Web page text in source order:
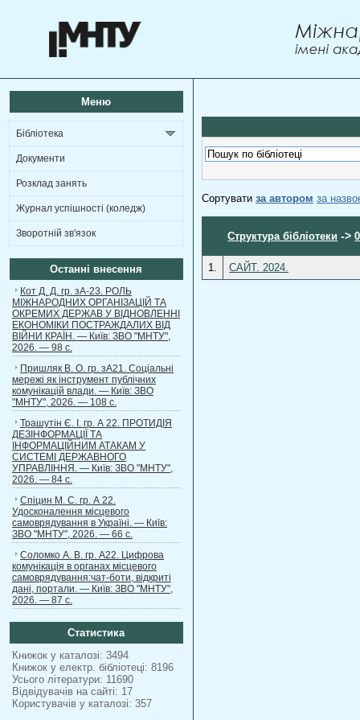
Меню
Бібліотека
Документи
Розклад занять
Журнал успішності (коледж)
Зворотній зв'язок
Останні внесення
Кот Д. Д. гр. зА-23. РОЛЬ
МІЖНАРОДНИХ ОРГАНІЗАЦІЙ ТА
ОКРЕМИХ ДЕРЖАВ У ВІДНОВЛЕННІ
ЕКОНОМІКИ ПОСТРАЖДАЛИХ ВІД
ВІЙНИ КРАЇН. — Київ: ЗВО "МНТУ",
2026. — 98 с.
Пришляк В. О. гр. зА21. Соціальні
мережі як інструмент публічних
комунікацій влади. — Київ: ЗВО
"МНТУ", 2026. — 108 с.
Трашутін Є. І. гр. А 22. ПРОТИДІЯ
ДЕЗІНФОРМАЦІЇ ТА
ІНФОРМАЦІЙНИМ АТАКАМ У
СИСТЕМІ ДЕРЖАВНОГО
УПРАВЛІННЯ. — Київ: ЗВО "МНТУ",
2026. — 84 с.
Спіцин М. С. гр. А 22.
Удосконалення місцевого
самоврядування в Україні. — Київ:
ЗВО "МНТУ", 2026. — 66 с.
Соломко А. В. гр. А22. Цифрова
комунікація в органах місцевого
самоврядування:чат-боти, відкриті
дані, портали. — Київ: ЗВО "МНТУ",
2026. — 87 с.
Статистика
Книжок у каталозі: 3494
Книжок у електр. бібліотеці: 8196
Усього літератури: 11690
Відвідувачів на сайті: 17
Користувачів у каталозі: 357
Сортувати за автором за
Структура бібліотеки ->
1. САЙТ. 2024.